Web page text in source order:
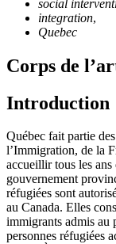
social
integration,
Quebec
Corps de
Introduction
Québec fait partie
l’Immigration, de la
accueillir tous les ans
gouvernement
réfugiées sont
au Canada. Elles
immigrants admis au
personnes réfugiées